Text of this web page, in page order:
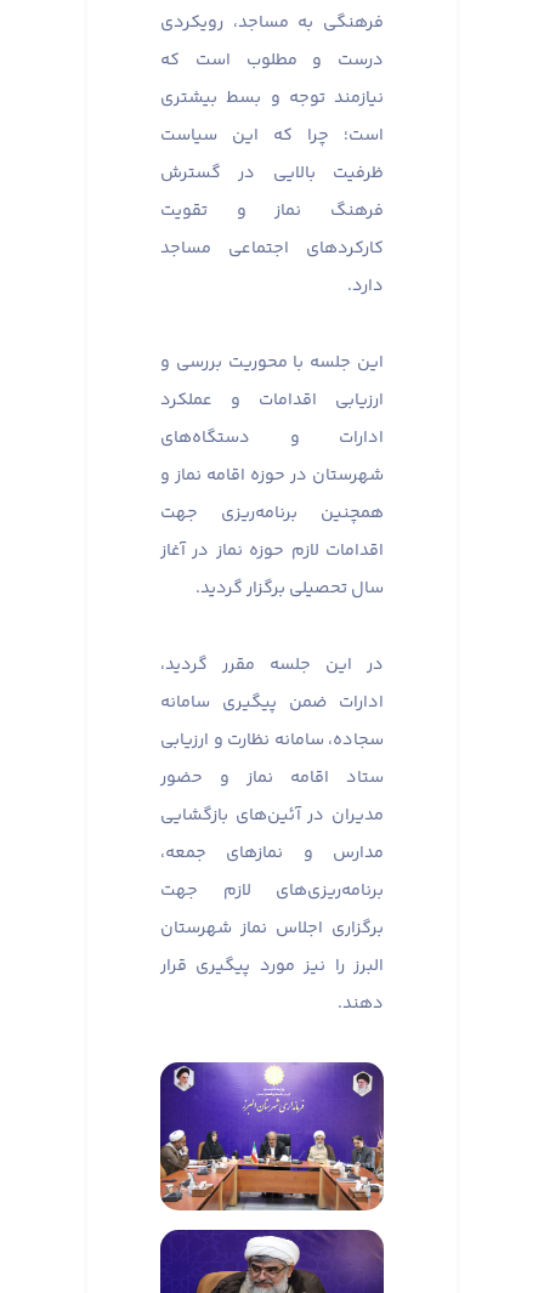
فرهنگی به مساجد، رویکردی
درست و مطلوب است که
نیازمند توجه و بسط بیشتری
است؛ چرا که این سیاست
ظرفیت بالایی در گسترش
فرهنگ نماز و تقویت
کارکردهای اجتماعی مساجد
دارد.
این جلسه با محوریت بررسی و
ارزیابی اقدامات و عملکرد
ادارات و دستگاه‌های
شهرستان در حوزه اقامه نماز و
همچنین برنامه‌ریزی جهت
اقدامات لازم حوزه نماز در آغاز
سال تحصیلی برگزار گردید.
در این جلسه مقرر گردید،
ادارات ضمن پیگیری سامانه
سجاده، سامانه نظارت و ارزیابی
ستاد اقامه نماز و حضور
مدیران در آئین‌های بازگشایی
مدارس و نماز‌های جمعه،
برنامه‌ریزی‌های لازم جهت
برگزاری اجلاس نماز شهرستان
البرز را نیز مورد پیگیری قرار
دهند.